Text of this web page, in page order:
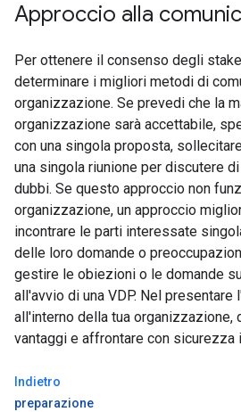
Approccio alla
Per ottenere il consenso degli
determinare i migliori metodi di
organizzazione. Se prevedi che la
organizzazione sarà accettabile,
con una singola proposta,
una singola riunione per discutere
dubbi. Se questo approccio non
organizzazione, un approccio
incontrare le parti interessate
delle loro domande o
gestire le obiezioni o le domande
all'avvio di una VDP. Nel presentare
all'interno della tua organizzazione,
vantaggi e affrontare con sicurezza
Indietro
preparazione